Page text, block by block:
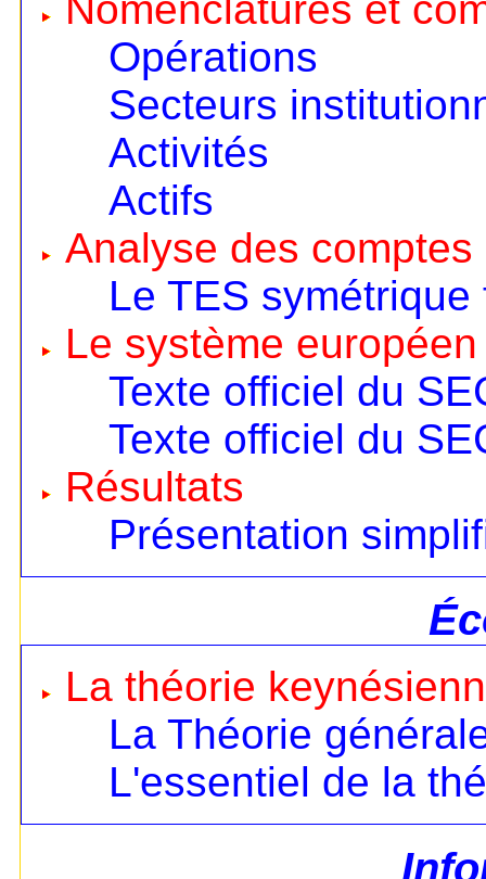
Opérations
Secteurs
Activités
Actifs
Analyse des
Le TES symétrique
Le système
Texte officiel du
Texte officiel du
Résultats
Présentation
La théorie
La Théorie
L'essentiel de la